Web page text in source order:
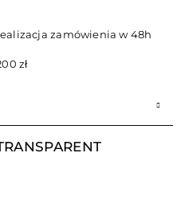
zamówienia w 48h
zł